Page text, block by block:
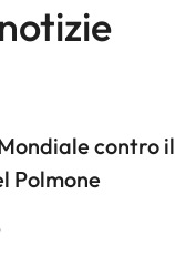
contro il
Polmone